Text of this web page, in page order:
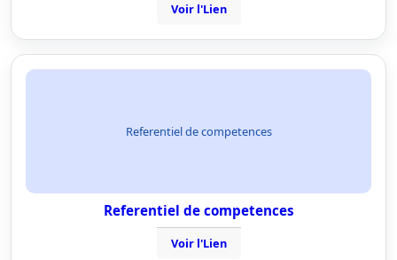
Voir l'Lien
Referentiel de competences
Referentiel de competences
Voir l'Lien